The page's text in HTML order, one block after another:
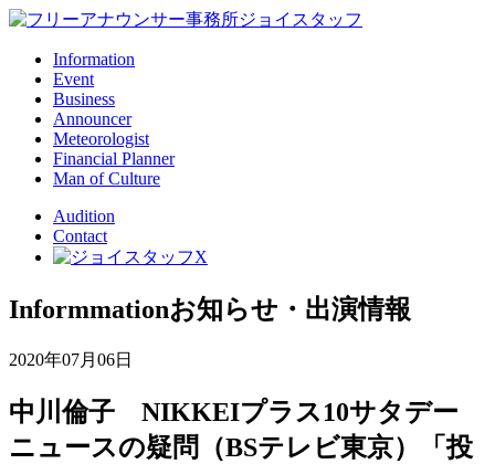
Information
Event
Business
Announcer
Meteorologist
Financial Planner
Man of Culture
Audition
Contact
Informmationお知らせ・出演情報
2020年07月06日
中川倫子 NIKKEIプラス10サタデー
ニュースの疑問（BSテレビ東京）「投